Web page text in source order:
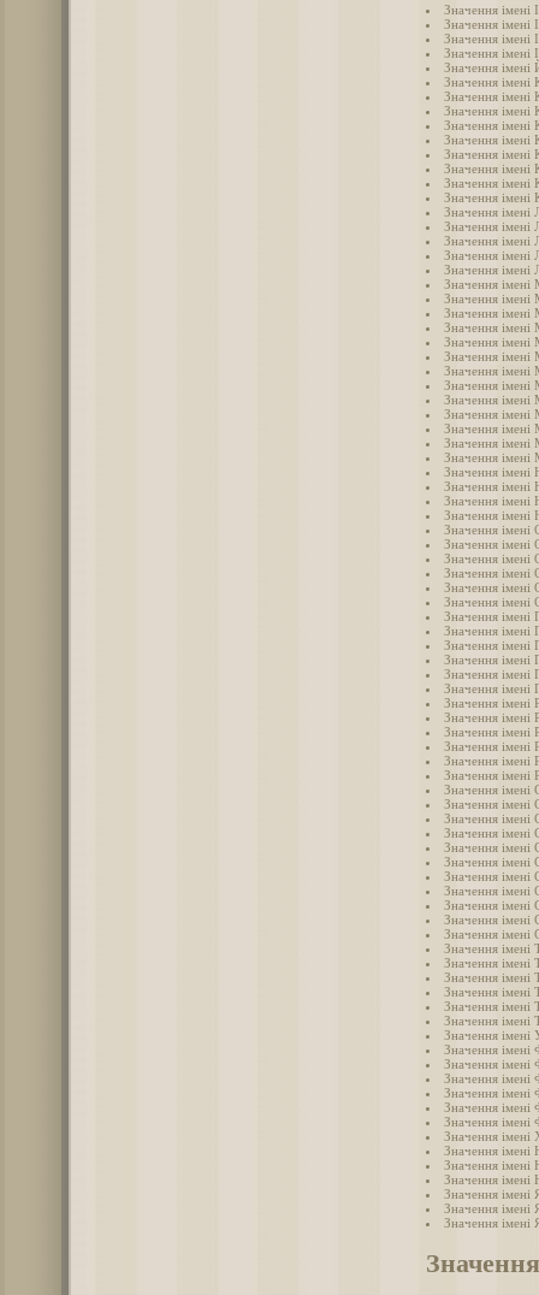
Значення імені
Значення імені
Значення імені
Значення імені
Значення імені
Значення імені
Значення імені
Значення імені
Значення імені
Значення імені
Значення імені
Значення імені
Значення імені
Значення імені
Значення імені
Значення імені
Значення імені
Значення імені
Значення імені
Значення імені
Значення імені
Значення імені
Значення імені
Значення імені
Значення імені
Значення імені
Значення
Значення
Значення імені
Значення імені
Значення імені
Значення імені
Значення імені
Значення імені
Значення імені
Значення імені
Значення імені
Значення імені
Значення імені
Значення імені
Значення імені
Значення імені
Значення імені
Значення імені
Значення імені
Значення імені
Значення імені
Значення імені
Значення імені
Значення імені
Значення імені
Значення імені
Значення імені
Значення імені
Значення імені
Значення імені
Значення імені
Значення імені
Значення імені
Значення імені
Значення імені
Значення імені
Значення імені
Значення імені
Значення імені
Значення імені
Значення імені
Значення імені
Значення імені
Значення імені
Значення імені
Значення імені
Значення імені
Значення імені
Значення імені
Значення імені
Значення імені
Значення імені
Значення імені
Значення імені
Значення імені
Значення
Значення імені
Значення імені
Значення імені